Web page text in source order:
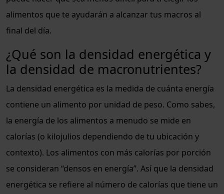
alimentos que te ayudarán a alcanzar tus macros al
final del día.
¿Qué son la densidad energética y
la densidad de macronutrientes?
La densidad energética es la medida de cuánta energía
contiene un alimento por unidad de peso. Como sabes,
la energía de los alimentos a menudo se mide en
calorías (o kilojulios dependiendo de tu ubicación y
contexto). Los alimentos con más calorías por porción
se consideran “densos en energía”. Así que la densidad
energética se refiere al número de calorías que tiene un